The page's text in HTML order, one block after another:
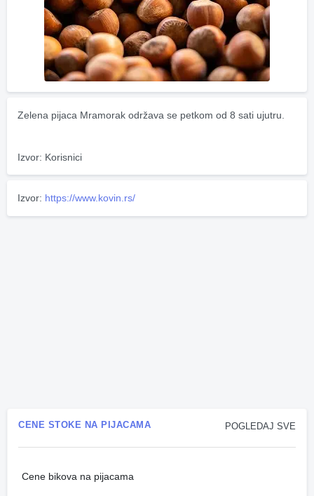
Zelena pijaca Mramorak održava se petkom od 8 sati ujutru.
Izvor: Korisnici
Izvor: https://www.kovin.rs/
POGLEDAJ SVE
CENE STOKE NA PIJACAMA
Cene bikova na pijacama